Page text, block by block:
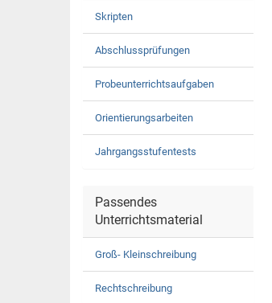
Skripten
Abschlussprüfungen
Probeunterrichtsaufgaben
Orientierungsarbeiten
Jahrgangsstufentests
Passendes
Unterrichtsmaterial
Groß- Kleinschreibung
Rechtschreibung